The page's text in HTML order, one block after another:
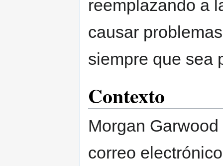
reemplazando a
causar
siempre que sea
Contexto
Morgan
correo